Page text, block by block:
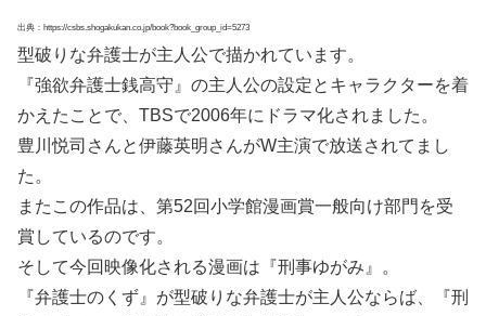
出典：https://csbs.shogakukan.co.jp/book?book_group_id=5273
型破りな弁護士が主人公で描かれています。
『強欲弁護士銭高守』の主人公の設定とキャラクターを着
かえたことで、TBSで2006年にドラマ化されました。
豊川悦司さんと伊藤英明さんがW主演で放送されてまし
た。
またこの作品は、第52回小学館漫画賞一般向け部門を受
賞しているのです。
そして今回映像化される漫画は『刑事ゆがみ』。
『弁護士のくず』が型破りな弁護士が主人公ならば、『刑